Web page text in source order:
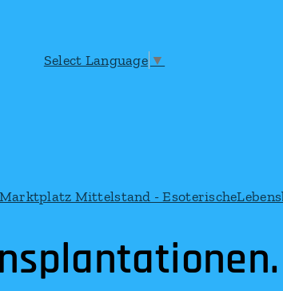
Select Language ▼